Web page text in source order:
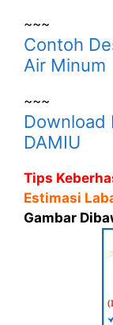
~~~
Contoh
Air Minum
~~~
Download
DAMIU
Tips
Estimasi
Gambar